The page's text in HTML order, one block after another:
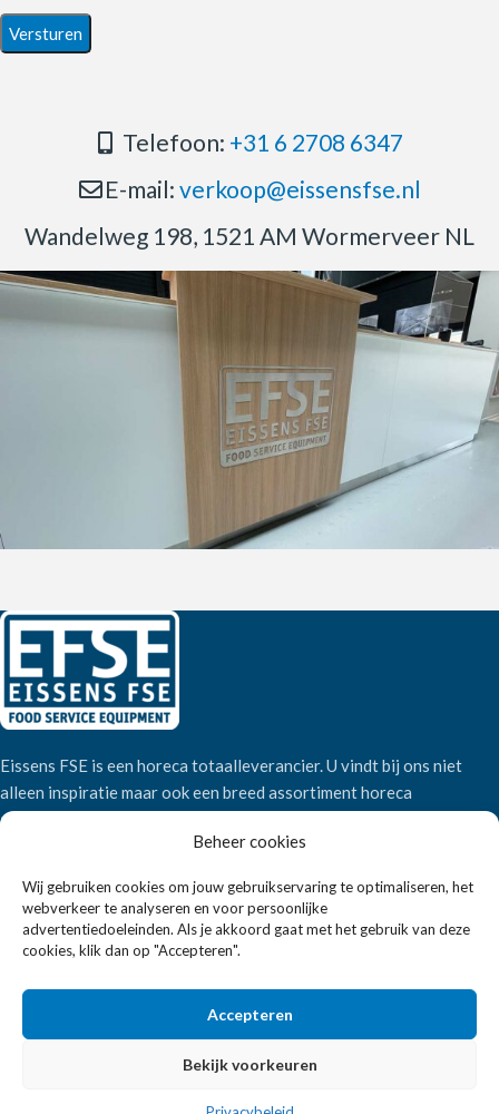
Beheer cookies
Wij gebruiken cookies om jouw gebruikservaring te optimaliseren, het
webverkeer te analyseren en voor persoonlijke
advertentiedoeleinden. Als je akkoord gaat met het gebruik van deze
cookies, klik dan op "Accepteren".
Accepteren
Bekijk voorkeuren
Telefoon: +31 6 2708 6347
E-mail: verkoop@eissensfse.nl
Wandelweg 198, 1521 AM Wormerveer NL
Eissens FSE is een horeca totaalleverancier. U vindt bij ons niet
alleen inspiratie maar ook een breed assortiment horeca
apparatuur.
Wandelweg 198, 1521 AM Wormerveer
Telefoon: +31 6 2708 6347
E-mail: verkoop@eissensfse.nl
KLANTENSERVICE
Onze aanpak